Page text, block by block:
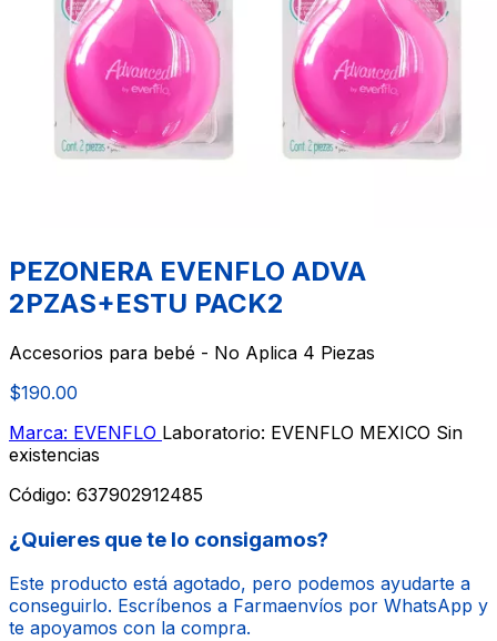
PEZONERA EVENFLO ADVA
2PZAS+ESTU PACK2
Accesorios para bebé - No Aplica 4 Piezas
$190.00
Marca: EVENFLO Laboratorio: EVENFLO MEXICO Sin
existencias
Código: 637902912485
¿Quieres que te lo consigamos?
Este producto está agotado, pero podemos ayudarte a
conseguirlo. Escríbenos a Farmaenvíos por WhatsApp y
te apoyamos con la compra.